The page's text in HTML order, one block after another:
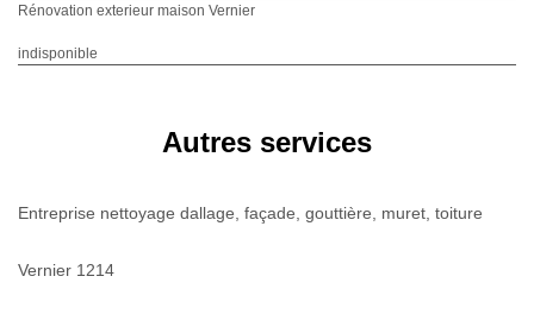
Rénovation exterieur maison Vernier
indisponible
Autres services
Entreprise nettoyage dallage, façade, gouttière, muret, toiture
Vernier 1214